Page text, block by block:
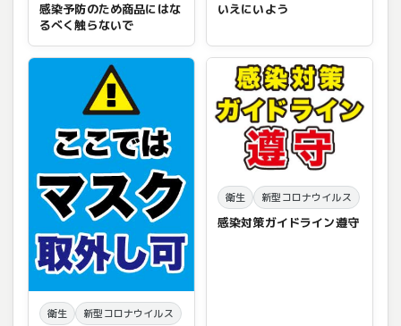
感染予防のため商品にはな
るべく触らないで
いえにいよう
衛生 新型コロナウイルス
衛生 新型コロナウイルス
感染対策ガイドライン遵守